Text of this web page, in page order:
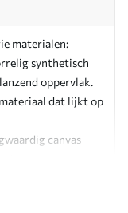
materialen:
synthetisch
oppervlak.
dat lijkt op
canvas